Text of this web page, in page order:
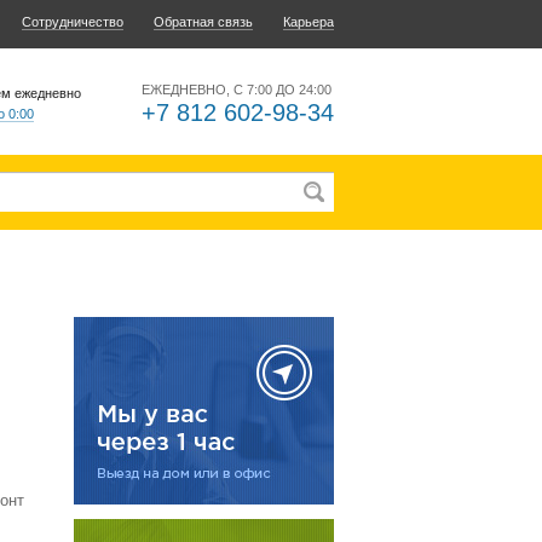
Сотрудничество Обратная связь Карьера
ЕЖЕДНЕВНО, С 7:00 ДО 24:00
+7 812 602-98-34
ежедневно
0:00